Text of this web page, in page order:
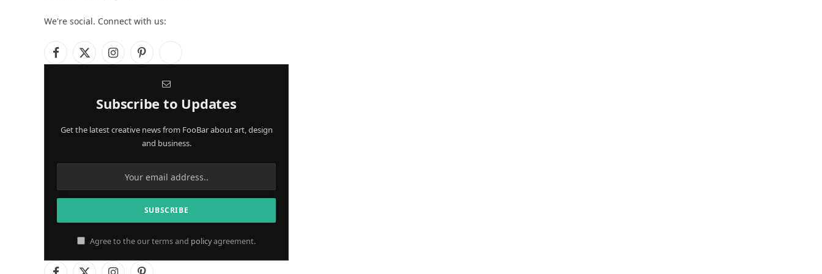
We're social. Connect with us:
Facebook
X
InstagramPinterest
Subscribe to Updates
Get the latest creative news from FooBar about art, design
and business.
Agree to the our terms and policyagreement.